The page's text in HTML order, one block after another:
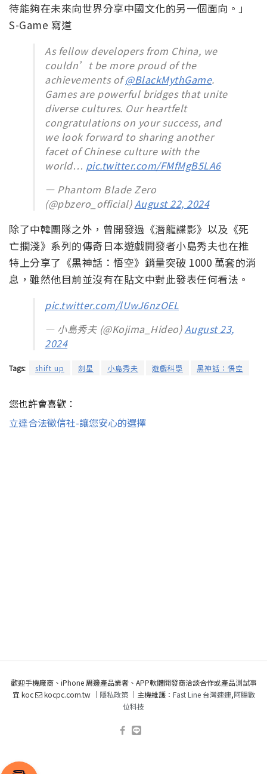
待能夠在未來向世界分享中國文化的另一個面向。」
S-Game 寫道
As fellow developers from China, we
couldn’t be more proud of the
achievements of@BlackMythGame.
Games are powerful bridges that unite
diverse cultures. Our heartfelt
congratulations on your success, and
we look forward to sharing another
facet of Chinese culture with the
world… pic.twitter.com/FMfMgB5LA6
— Phantom Blade Zero
(@pbzero_official)August 22, 2024
除了中韓團隊之外，曾開發過《潛龍諜影》以及《死
亡擱淺》系列的傳奇日本遊戲開發者小島秀夫也在推
特上分享了《黑神話：悟空》銷量突破 1000 萬套的消
息，雖然他目前並沒有在貼文中對此發表任何看法。
pic.twitter.com/lUwJ6nzOEL
— 小島秀夫 (@Kojima_Hideo)August 23,
2024
Tags: shift up 劍星 小島秀夫 遊戲科學 黑神話：悟空
您也許會喜歡：
立達合法徵信社-讓您安心的選擇
歡迎手機廠商、iPhone 周邊產品業者、APP軟體開發商洽談合作或產品測試事
宜 koc
kocpc.com.tw ｜ 隱私政策｜主機維護： Fast Line 台灣速連,阿腸數
位科技